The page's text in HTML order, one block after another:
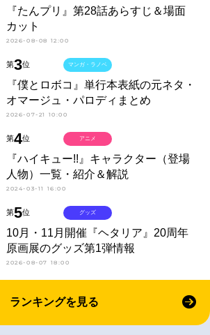
『たんプリ』第28話あらすじ＆場面
カット
2026-08-08 12:00
第3位
『僕とロボコ』単行本表紙の元ネタ・
オマージュ・パロディまとめ
2026-07-21 10:00
マンガ・ラノベ
第4位
『ハイキュー!!』キャラクター（登場
人物）一覧・紹介＆解説
2024-03-11 16:00
アニメ
第5位
10月・11月開催『ヘタリア』20周年
原画展のグッズ第1弾情報
2026-08-07 18:00
グッズ
ランキングを見る